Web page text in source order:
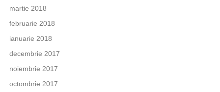
martie 2018
februarie 2018
ianuarie 2018
decembrie 2017
noiembrie 2017
octombrie 2017